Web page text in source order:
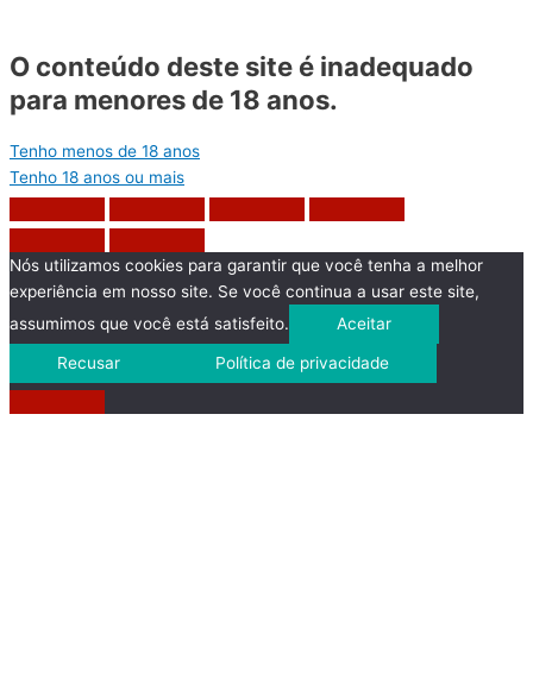
O conteúdo deste site é inadequado
para menores de 18 anos.
Tenho menos de 18 anos
Tenho 18 anos ou mais
Nós utilizamos cookies para garantir que você tenha a melhor
experiência em nosso site. Se você continua a usar este site,
assumimos que você está satisfeito.
Aceitar
Recusar Política de privacidade